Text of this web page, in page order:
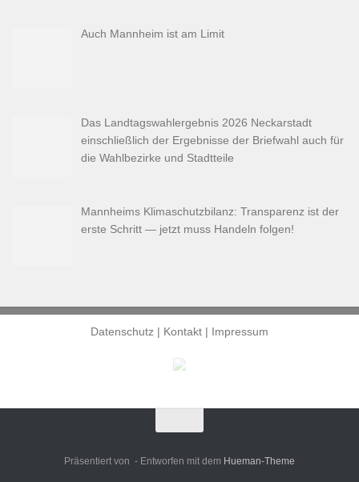
Auch Mannheim ist am Limit
Das Landtagswahlergebnis 2026 Neckarstadt
einschließlich der Ergebnisse der Briefwahl auch für
die Wahlbezirke und Stadtteile
Mannheims Klimaschutzbilanz: Transparenz ist der
erste Schritt — jetzt muss Handeln folgen!
Datenschutz | Kontakt | Impressum
Präsentiert von - Entworfen mit dem Hueman-Theme